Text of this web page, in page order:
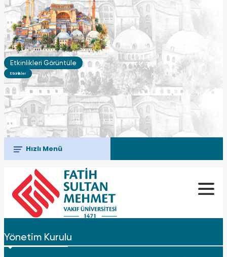
Etkinlikleri Görüntüle
Etkinlikler
Hızlı Menü
Yönetim Kurulu